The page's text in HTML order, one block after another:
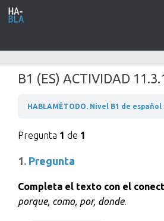
Saltar al contenido
B1 (ES) ACTIVIDAD
HABLAMÉTODO. Nivel B1 de español
Pregunta 1 de 1
1. Pregunta
Completa el texto con el
porque, como, por, donde.